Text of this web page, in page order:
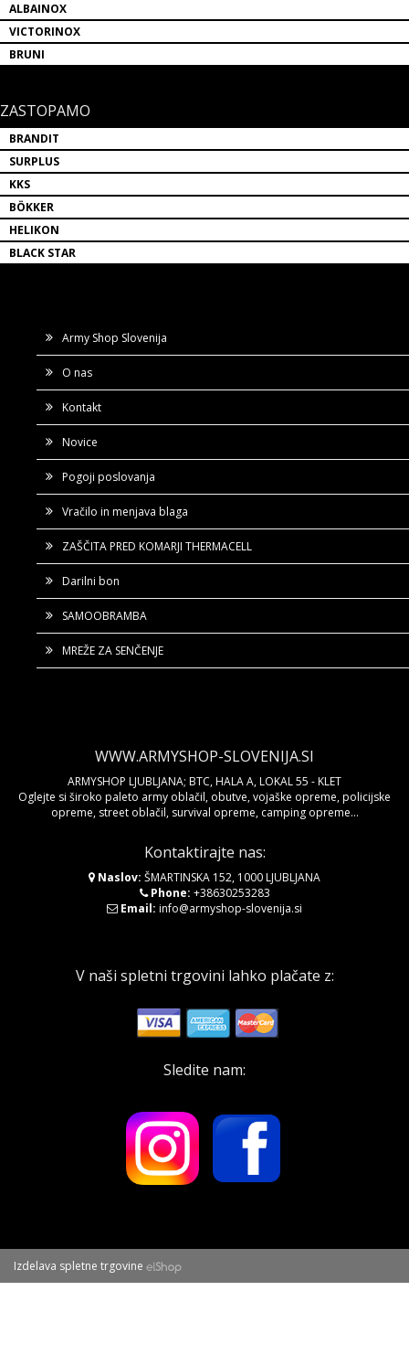
ALBAINOX
VICTORINOX
BRUNI
ZASTOPAMO
BRANDIT
SURPLUS
KKS
BÖKKER
HELIKON
BLACK STAR
Army Shop Slovenija
O nas
Kontakt
Novice
Pogoji poslovanja
Vračilo in menjava blaga
ZAŠČITA PRED KOMARJI THERMACELL
Darilni bon
SAMOOBRAMBA
MREŽE ZA SENČENJE
WWW.ARMYSHOP-SLOVENIJA.SI
ARMYSHOP LJUBLJANA; BTC, HALA A, LOKAL 55 - KLET
Oglejte si široko paleto army oblačil, obutve, vojaške opreme, policijske
opreme, street oblačil, survival opreme, camping opreme...
Kontaktirajte nas:
Naslov: ŠMARTINSKA 152, 1000 LJUBLJANA
Phone: +38630253283
Email: info@armyshop-slovenija.si
V naši spletni trgovini lahko plačate z:
Sledite nam:
Izdelava spletne trgovine